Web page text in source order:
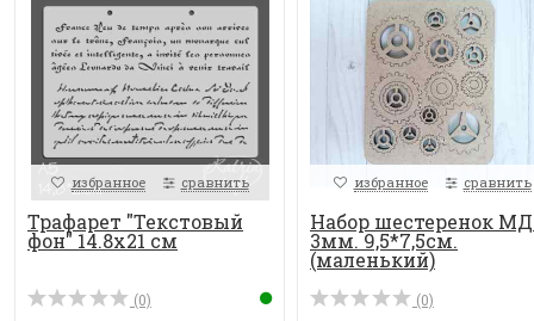
избранное сравнить
Трафарет "Текстовый
фон" 14.8х21 см
(0)
избранное сравнить
Набор шестеренок
3мм. 9,5*7,5см.
(маленький)
(0)